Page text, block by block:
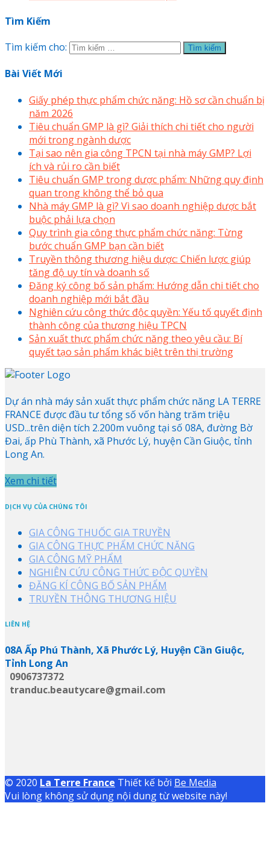
Tìm Kiếm
Tìm kiếm cho:
Bài Viết Mới
Giấy phép thực phẩm chức năng: Hồ sơ cần chuẩn bị
năm 2026
Tiêu chuẩn GMP là gì? Giải thích chi tiết cho người
mới trong ngành dược
Tại sao nên gia công TPCN tại nhà máy GMP? Lợi
ích và rủi ro cần biết
Tiêu chuẩn GMP trong dược phẩm: Những quy định
quan trọng không thể bỏ qua
Nhà máy GMP là gì? Vì sao doanh nghiệp dược bắt
buộc phải lựa chọn
Quy trình gia công thực phẩm chức năng: Từng
bước chuẩn GMP bạn cần biết
Truyền thông thương hiệu dược: Chiến lược giúp
tăng độ uy tín và doanh số
Đăng ký công bố sản phẩm: Hướng dẫn chi tiết cho
doanh nghiệp mới bắt đầu
Nghiên cứu công thức độc quyền: Yếu tố quyết định
thành công của thương hiệu TPCN
Sản xuất thực phẩm chức năng theo yêu cầu: Bí
quyết tạo sản phẩm khác biệt trên thị trường
Dự án nhà máy sản xuất thực phẩm chức năng LA TERRE
FRANCE được đầu tư tổng số vốn hàng trăm triệu
USD...trên diện tích 2.200m vuông tại số 08A, đường Bờ
Đai, ấp Phù Thành, xã Phước Lý, huyện Cần Giuộc, tỉnh
Long An.
Xem chi tiết
DỊCH VỤ CỦA CHÚNG TÔI
GIA CÔNG THUỐC GIA TRUYỀN
GIA CÔNG THỰC PHẨM CHỨC NĂNG
GIA CÔNG MỸ PHẨM
NGHIÊN CỨU CÔNG THỨC ĐỘC QUYỀN
ĐĂNG KÍ CÔNG BỐ SẢN PHẨM
TRUYỀN THÔNG THƯƠNG HIỆU
LIÊN HỆ
08A Ấp Phú Thành, Xã Phước Lý, Huyện Cần Giuộc,
Tỉnh Long An
0906737372
tranduc.beautycare@gmail.com
© 2020 La Terre France Thiết kế bởi Be Media
Vui lòng không sử dụng nội dung từ website này!